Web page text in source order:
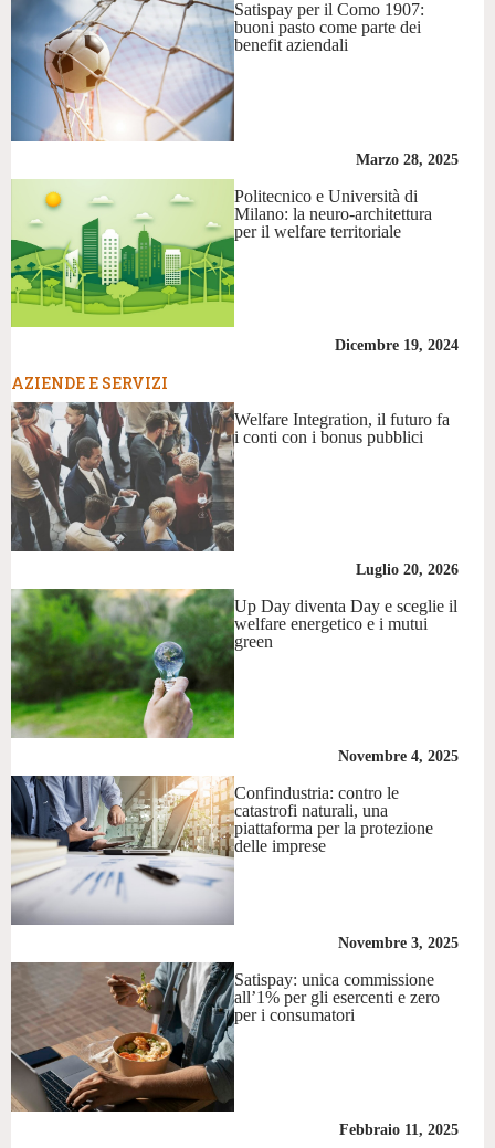
Satispay per il Como 1907:
buoni pasto come parte dei
benefit aziendali
Marzo 28, 2025
Politecnico e Università di
Milano: la neuro-architettura
per il welfare territoriale
Dicembre 19, 2024
AZIENDE E SERVIZI
Welfare Integration, il futuro fa
i conti con i bonus pubblici
Luglio 20, 2026
Up Day diventa Day e sceglie il
welfare energetico e i mutui
green
Novembre 4, 2025
Confindustria: contro le
catastrofi naturali, una
piattaforma per la protezione
delle imprese
Novembre 3, 2025
Satispay: unica commissione
all’1% per gli esercenti e zero
per i consumatori
Febbraio 11, 2025